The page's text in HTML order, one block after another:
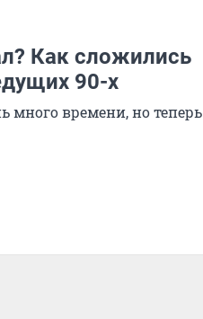
Как сложились
90-х
много времени, но теперь